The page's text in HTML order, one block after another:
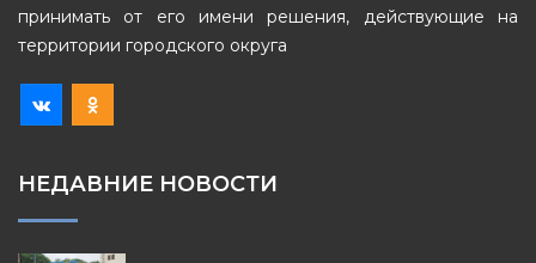
принимать от его имени решения, действующие на
территории городского округа
НЕДАВНИЕ НОВОСТИ